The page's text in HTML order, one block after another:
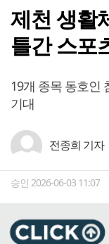
제천 생활
틀간 스포
19개 종목 동호인
기대
전종희 기자
승인 2026-06-03 11:07